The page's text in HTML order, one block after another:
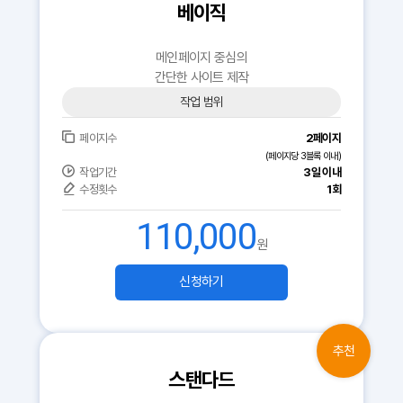
베이직
메인페이지 중심의
간단한 사이트 제작
작업 범위
페이지수 2페이지
(페이지당 3블록 이내)
작업기간
3일 이내
수정횟수
1회
110,000원
신청하기
스탠다드